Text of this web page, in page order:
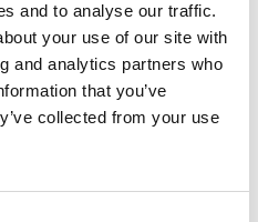
and to analyse our traffic.
your use of our site with
and analytics partners who
that you’ve
collected from your use
Handelspotenzial
Ihre Zollprozesse und
unterstützen Sie bei
(z. B. AEO) und der